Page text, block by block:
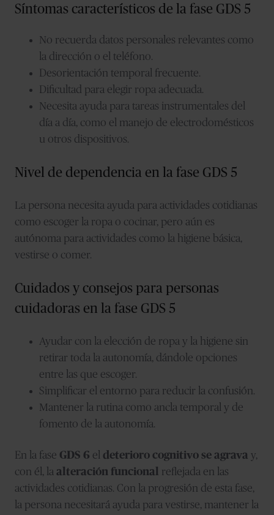
Síntomas característicos de la fase GDS 5
No recuerda datos personales relevantes como
la dirección o el teléfono.
Desorientación temporal frecuente.
Dificultad para elegir ropa adecuada.
Necesita ayuda para tareas instrumentales del
día a día, como el manejo de electrodomésticos
u otros dispositivos.
Nivel de dependencia en la fase GDS 5
La persona necesita ayuda para actividades cotidianas
como escoger la ropa o cocinar, pero aún es
autónoma para actividades como la higiene básica,
vestirse o comer.
Cuidados y consejos para personas
cuidadoras en la fase GDS 5
Ayudar con la elección de ropa y la higiene sin
retirar toda la autonomía, dándole opciones
entre las que escoger.
Simplificar el entorno para reducir la confusión.
Mantener la rutina como ancla temporal y de
fomento de la autonomía.
En la fase GDS 6 el deterioro cognitivo se agrava y,
con él, la alteración funcional
reflejada en las
actividades cotidianas. Con la progresión de esta fase,
la persona necesitará ayuda para vestirse, mantener la